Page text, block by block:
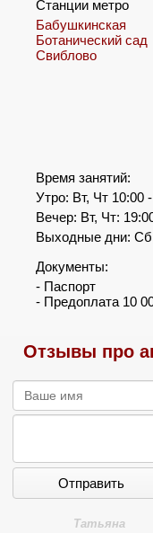
Станции метро
Бабушкинская
Ботанический сад
Свиблово
Время занятий:
Утро: Вт, Чт 10:00
Вечер: Вт, Чт:
Выходные дни:
Документы:
- Паспорт
- Предоплата 10
Отзывы про
Отправить
Татьяна